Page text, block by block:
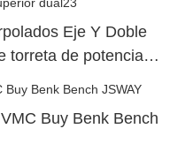
Eje Y Doble
torreta de potencia
Buy Benk Bench